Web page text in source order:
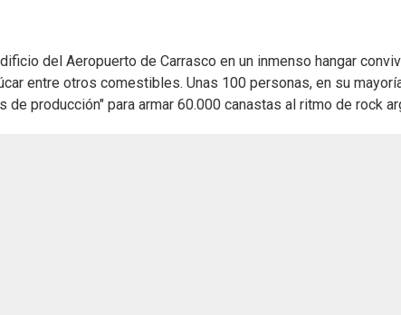
del Aeropuerto de Carrasco en un inmenso hangar
entre otros comestibles. Unas 100 personas, en su
de producción" para armar 60.000 canastas al ritmo de rock